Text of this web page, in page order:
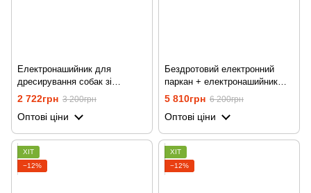
Електронашийник для
дресирування собак зі
струмом, вібрацією та звуком
iPets PET619-1, на 2
нашийника, синій
2 722грн 3 200грн
Оптові ціни
Бездротовий електронний
паркан + електронашийник
для дресирування 2в1
Petguider 883-2 для собак, з
двома нашийниками
5 810грн 6 200грн
Оптові ціни
ХІТ
−12%
ХІТ
−12%